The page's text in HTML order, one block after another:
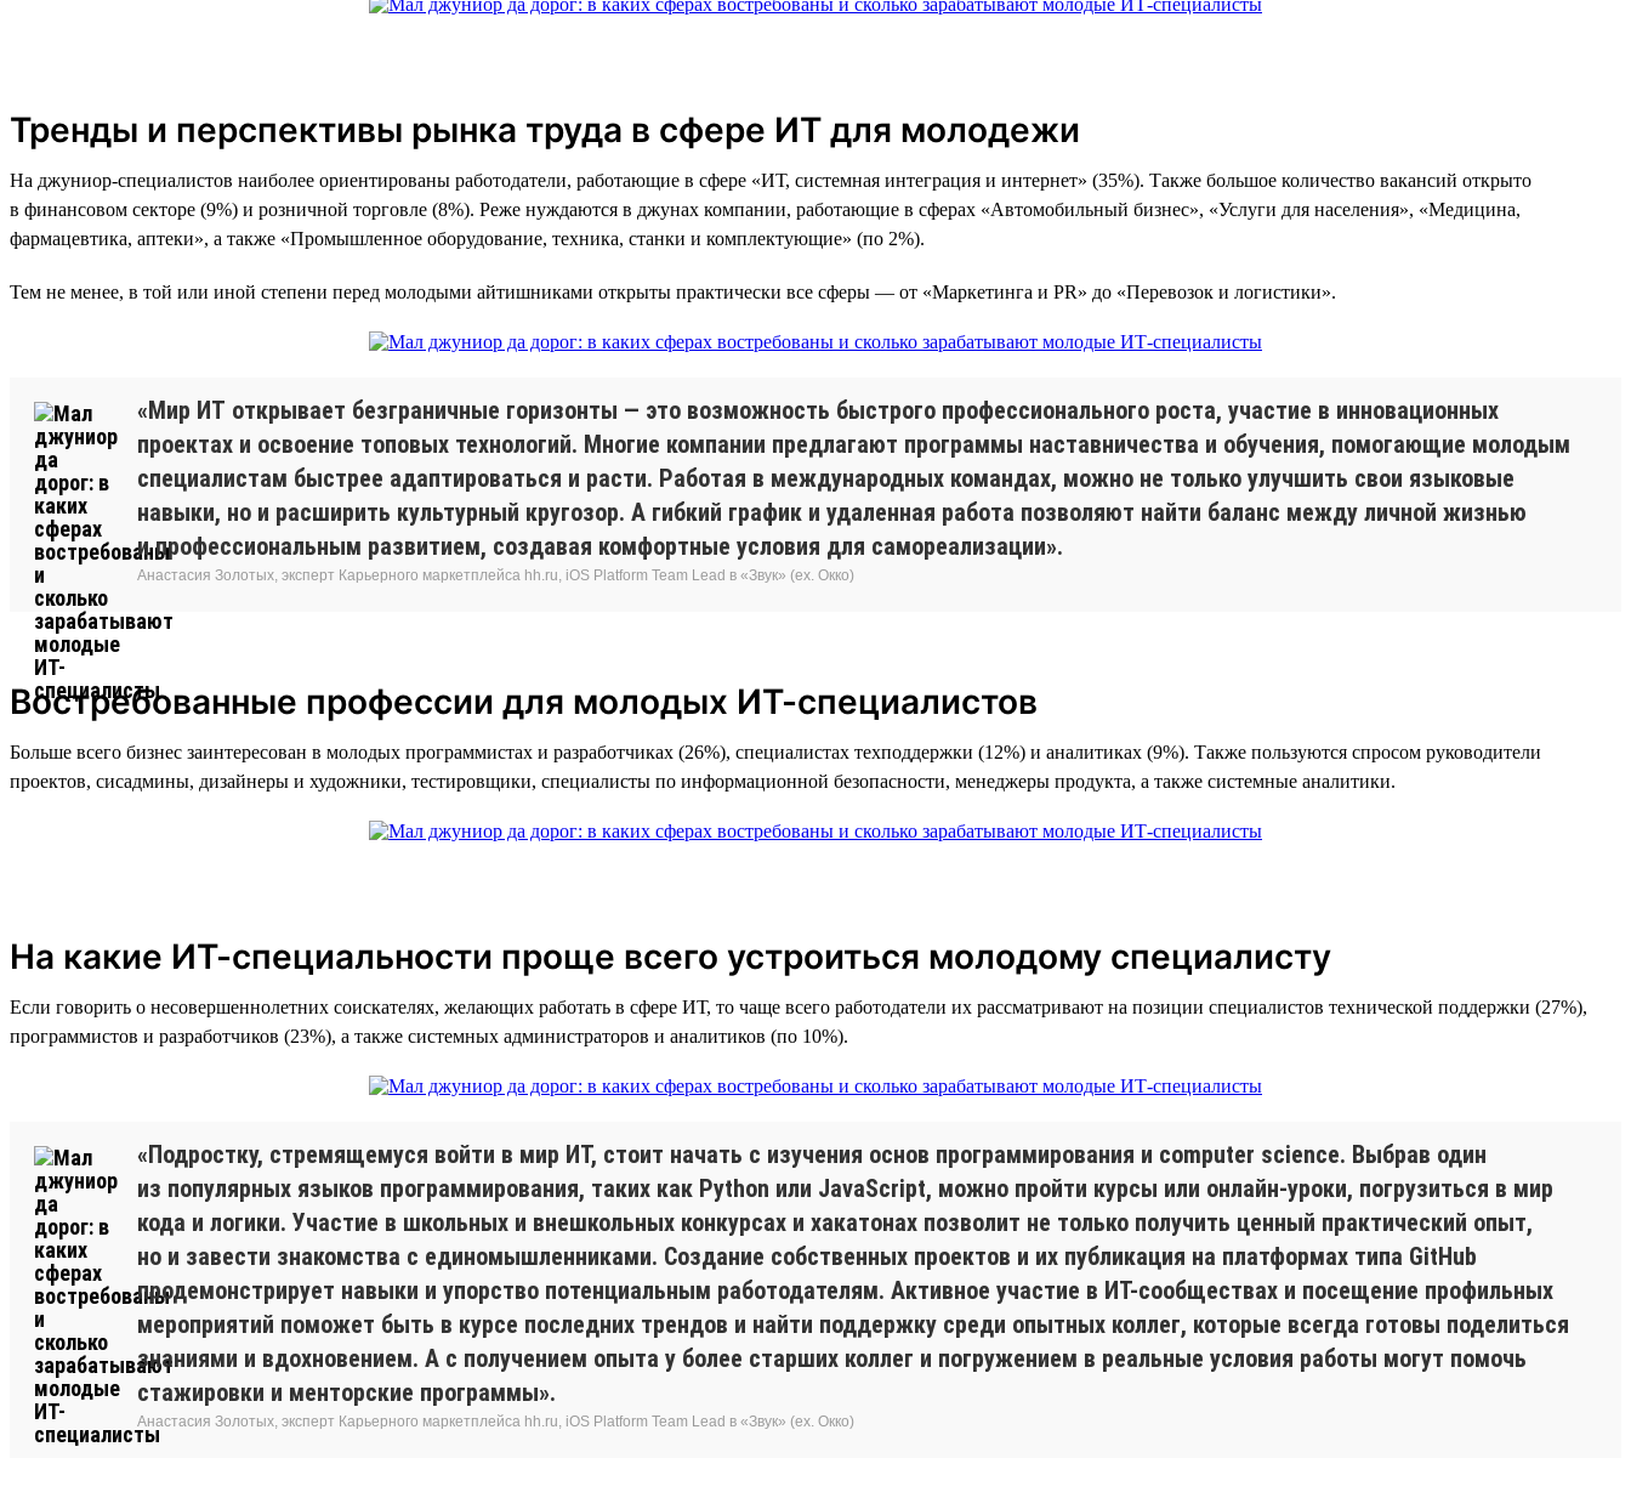
Тренды и перспективы рынка труда в сфере ИТ для молодежи
На джуниор-специалистов наиболее ориентированы работодатели, работающие в сфере «ИТ, системная интеграция и интернет» (35%). Также большое количество вакансий открыто
в финансовом секторе (9%) и розничной торговле (8%). Реже нуждаются в джунах компании, работающие в сферах «Автомобильный бизнес», «Услуги для населения», «Медицина,
фармацевтика, аптеки», а также «Промышленное оборудование, техника, станки и комплектующие» (по 2%).
Тем не менее, в той или иной степени перед молодыми айтишниками открыты практически все сферы — от «Маркетинга и PR» до «Перевозок и логистики».
«Мир ИТ открывает безграничные горизонты — это возможность быстрого профессионального роста, участие в инновационных
проектах и освоение топовых технологий. Многие компании предлагают программы наставничества и обучения, помогающие молодым
специалистам быстрее адаптироваться и расти. Работая в международных командах, можно не только улучшить свои языковые
навыки, но и расширить культурный кругозор. А гибкий график и удаленная работа позволяют найти баланс между личной жизнью
и профессиональным развитием, создавая комфортные условия для самореализации».
Анастасия Золотых, эксперт Карьерного маркетплейса hh.ru, iOS Platform Team Lead в «Звук» (ex. Окко)
Востребованные профессии для молодых ИТ-специалистов
Больше всего бизнес заинтересован в молодых программистах и разработчиках (26%), специалистах техподдержки (12%) и аналитиках (9%). Также пользуются спросом руководители
проектов, сисадмины, дизайнеры и художники, тестировщики, специалисты по информационной безопасности, менеджеры продукта, а также системные аналитики.
На какие ИТ-специальности проще всего устроиться молодому специалисту
Если говорить о несовершеннолетних соискателях, желающих работать в сфере ИТ, то чаще всего работодатели их рассматривают на позиции специалистов технической поддержки (27%),
программистов и разработчиков (23%), а также системных администраторов и аналитиков (по 10%).
«Подростку, стремящемуся войти в мир ИТ, стоит начать с изучения основ программирования и computer science. Выбрав один
из популярных языков программирования, таких как Python или JavaScript, можно пройти курсы или онлайн-уроки, погрузиться в мир
кода и логики. Участие в школьных и внешкольных конкурсах и хакатонах позволит не только получить ценный практический опыт,
но и завести знакомства с единомышленниками. Создание собственных проектов и их публикация на платформах типа GitHub
продемонстрирует навыки и упорство потенциальным работодателям. Активное участие в ИТ-сообществах и посещение профильных
мероприятий поможет быть в курсе последних трендов и найти поддержку среди опытных коллег, которые всегда готовы поделиться
знаниями и вдохновением. А с получением опыта у более старших коллег и погружением в реальные условия работы могут помочь
стажировки и менторские программы».
Анастасия Золотых, эксперт Карьерного маркетплейса hh.ru, iOS Platform Team Lead в «Звук» (ex. Окко)